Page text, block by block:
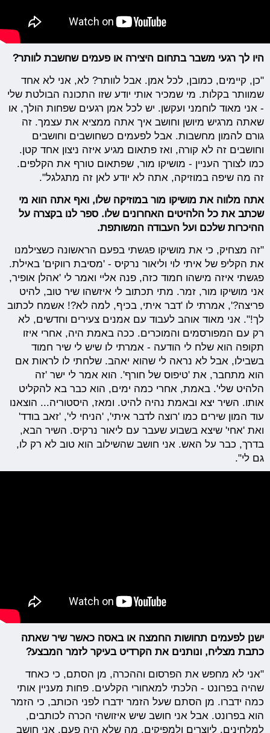
היו לך רגעי משבר בתחום היצירה או פעמים שחשבת לוותר?
"כן, קיימים, כמובן, לכל אמן. אבל לוותר? לא, אני לא אחד
שמוותר בקלות. מי שמכיר אותי יודע שזו התכונה הבולטת שלי
- אני מאוד לוחמני ועקשן. יש לכל אמן רגעים שפחות הולך, או
שאתה מרגיש מיושן וחושב איך אתה ממציא את עצמך. זה
גורם להמון מחשבות. אבל לפעמים כשחושבים וחושבים
וחושבים זה לא קורה, ואז פתאום מגיע איזה ניצון אחד קטן.
כמו לצורך העניין - מושיקו מור, שפתאום טורף את הקלפים.
זה מה שיפה במוזיקה, אתה לא יודע לאן זה מתגלגל".
אתה מלווה את מושיקו מור במוזיקה שלו, ואף אתה הוא מי
שכתב את כל הלהיטים האחרונים שלו. ספר לנו בקצרה על
ההיכרות שלכם ועל העבודה המשותפת.
"זה מצחיק, כי את מושיקו פגשתי בפעם הראשונה כשצילמנו
את הקליפ של איתי לוי וליאור נרקיס - 'מסיבת רווקים' באילת.
פגשתי איזה מישהו חמוד כזה, פנה אליי ואמר לי 'אהלן אופיר,
אני מושיקו מור, זמר. מתי תכתוב לי איזשהו שיר טוב, להיט
פריצה?', אמרתי לו 'דבר איתי, בכיף, למה לא?! אשמח לכתוב
לך!". אני מאוד אוהב לעבוד עם אמנים צעירים וחדשים, לא
רק עם המפורסמים והמוכרים. ככה באמת היה, אחרי איזו
תקופה הוא שלח לי הודעה - אמרתי לו שיש לי שיר חמוד
בשבילו, אבל לא נראה לי שהוא יאהב. שלחתי לו לראות אם
הוא מתחבר, את 'טיפוס של חורף'. הוא אמר לי ישר 'זה
הלהיט שלי'. באמת, אחרי כמה ימים, הוא כבר בא להקליט
אותו. השיר יצא ובאמת נהיה להיט. ומאז, היסטוריה... הוצאנו
עוד המון שירים כמו 'רוצה לדבר איתי', 'הניחי לי', 'זאב בודד'
ואת 'אחי' שיצא בשבוע שעבר עם ליאור נרקיס. השיר הבא,
בדרך, כבר על האש. אני חושב שהשילוב הוא טוב לא רק לו,
גם לי".
ישנן לפעמים תחושות החמצה או באסה כאשר שיר שאתה
כתבת מצליח, ונותנים את הקרדיט בעיקר לזמר המבצע?
"אני לא מחפש את הפרסום וההכרה, מן הסתם, כי כאחד
שהיה בפרונט - הלכתי למאחורי הקלעים. פחות מעניין אותי
כמה ידברו. מן הסתם שעל הזמר ידברו לפני הכותב, כי הזמר
הוא בפרונט. אבל אני חושב שיש איזושהי הכרה לכותבים,
למלחינים, ליוצרים ולמפיקים, מה שלא היה פעם. אני חושב